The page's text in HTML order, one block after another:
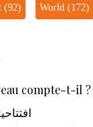
(92) World (172)
compte-t-il ?